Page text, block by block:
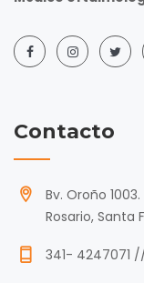
Contacto
Bv. Oroño 1003.
Rosario, Santa
341- 4247071